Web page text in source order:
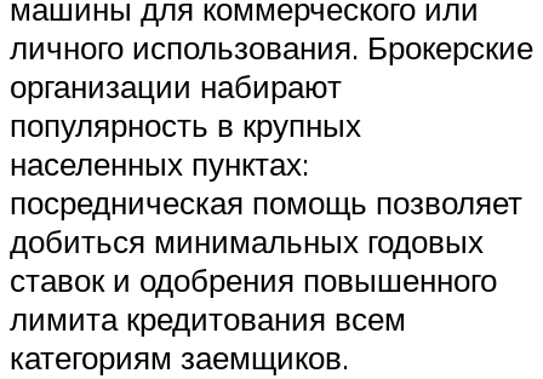
машины для коммерческого или
личного использования. Брокерские
организации набирают
популярность в крупных
населенных пунктах:
посредническая помощь позволяет
добиться минимальных годовых
ставок и одобрения повышенного
лимита кредитования всем
категориям заемщиков.